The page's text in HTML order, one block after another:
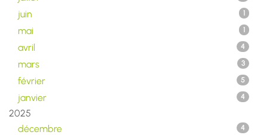
juin 1
mai 1
avril 4
mars 3
février 5
janvier 4
2025
décembre
4